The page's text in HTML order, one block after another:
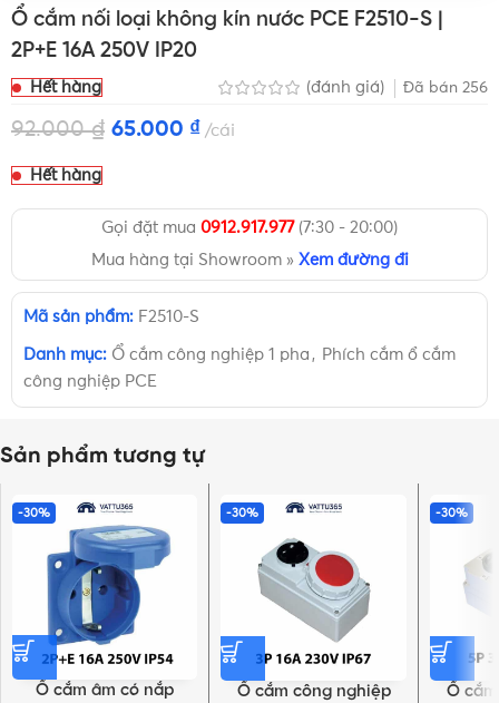
Ổ cắm nối loại không kín nước PCE F2510-S |
2P+E 16A 250V IP20
Hết hàng (đánh giá) Đã bán 256
92.000₫ 65.000 ₫ cái
Hết hàng
Gọi đặt mua 0912.917.977(7:30 - 20:00)
Mua hàng tại Showroom » Xem đường đi
Mã sản phẩm: F2510-S
Danh mục: Ổ cắm công nghiệp 1 pha , Phích cắm ổ cắm
công nghiệp PCE
Sản phẩm tương tự
-30%
Ổ cắm âm có nắp
-30%
Ổ cắm công nghiệp
-30%
Ổ